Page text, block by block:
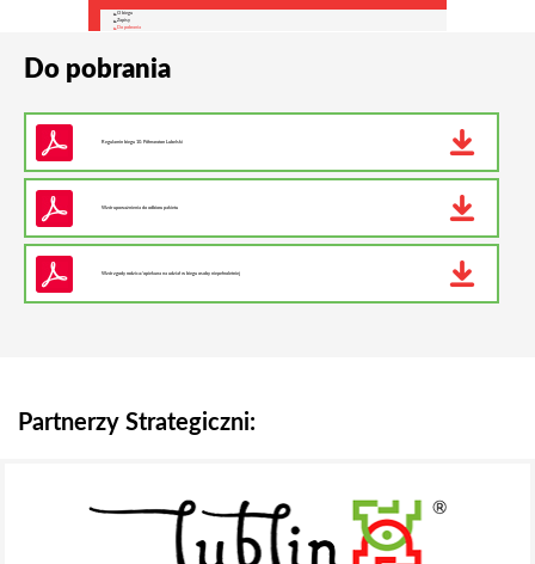
O biegu
Zapisy
Do pobrania
Do pobrania
Regulamin biegu 10. Półmaraton Lubelski
Wzór upoważnienia do odbioru pakietu
Wzór zgody rodzica/opiekuna na udział w biegu osoby niepełnoletniej
Partnerzy Strategiczni: